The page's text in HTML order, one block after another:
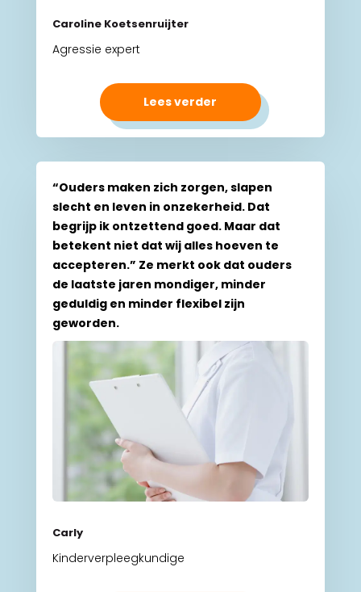
Caroline Koetsenruijter
Agressie expert
Lees verder
“Ouders maken zich zorgen, slapen
slecht en leven in onzekerheid. Dat
begrijp ik ontzettend goed. Maar dat
betekent niet dat wij alles hoeven te
accepteren.” Ze merkt ook dat ouders
de laatste jaren mondiger, minder
geduldig en minder flexibel zijn
geworden.
Carly
Kinderverpleegkundige